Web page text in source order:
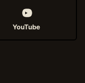
YouTube